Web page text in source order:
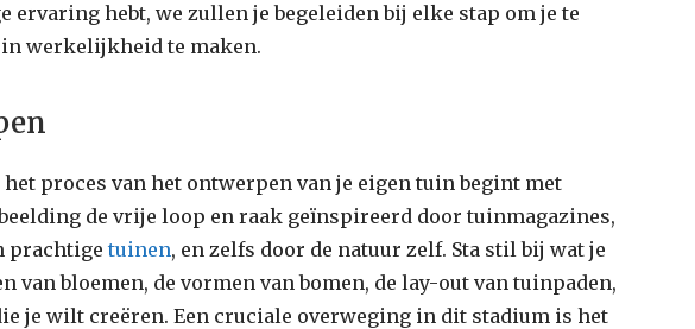
ervaring hebt, we zullen je begeleiden bij elke stap om je te
werkelijkheid te maken.
proces van het ontwerpen van je eigen tuin begint met
de vrije loop en raak geïnspireerd door tuinmagazines,
prachtige tuinen, en zelfs door de natuur zelf. Sta stil bij wat je
van bloemen, de vormen van bomen, de lay-out van tuinpaden,
je wilt creëren. Een cruciale overweging in dit stadium is het